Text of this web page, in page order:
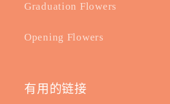
Graduation Flowers
Opening Flowers
有用的链接